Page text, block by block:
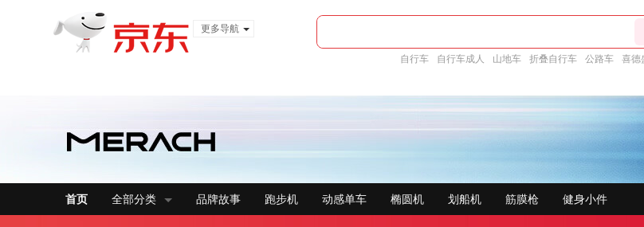
更多导航
自行车 自行车成人 山地车 折叠自行车 公路车 喜德
首页 全部分类 品牌故事 跑步机 动感单车 椭圆机 划船机 筋膜枪 健身小件